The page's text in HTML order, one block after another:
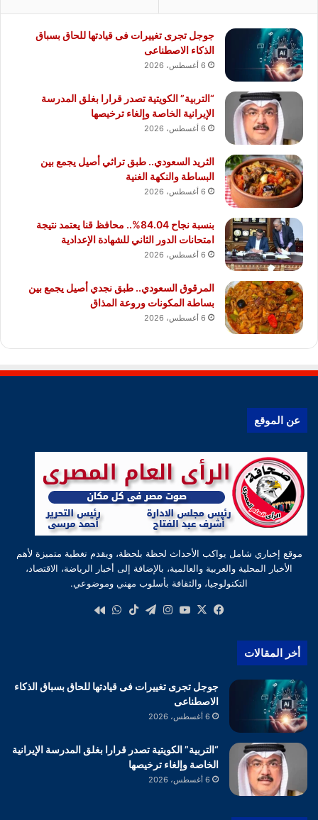
جوجل تجرى تغييرات فى قيادتها للحاق بسباق
الذكاء الاصطناعى
6 أغسطس، 2026
“التربية” الكويتية تصدر قرارا بغلق المدرسة
الإيرانية الخاصة وإلغاء ترخيصها
6 أغسطس، 2026
الثريد السعودي.. طبق تراثي أصيل يجمع بين
البساطة والنكهة الغنية
6 أغسطس، 2026
بنسبة نجاح 84.04%.. محافظ قنا يعتمد نتيجة
امتحانات الدور الثاني للشهادة الإعدادية
6 أغسطس، 2026
المرقوق السعودي.. طبق نجدي أصيل يجمع بين
بساطة المكونات وروعة المذاق
6 أغسطس، 2026
عن الموقع
موقع إخباري شامل يواكب الأحداث لحظة بلحظة، ويقدم تغطية متميزة لأهم
الأخبار المحلية والعربية والعالمية، بالإضافة إلى أخبار الرياضة، الاقتصاد،
التكنولوجيا، والثقافة بأسلوب مهني وموضوعي.
فيسبوك
‫X
‫YouTube
انستقرام
تيلقرام‫TikTokواتساب
أخر المقالات
جوجل تجرى تغييرات فى قيادتها للحاق بسباق الذكاء
الاصطناعى
6 أغسطس، 2026
“التربية” الكويتية تصدر قرارا بغلق المدرسة الإيرانية
الخاصة وإلغاء ترخيصها
6 أغسطس، 2026